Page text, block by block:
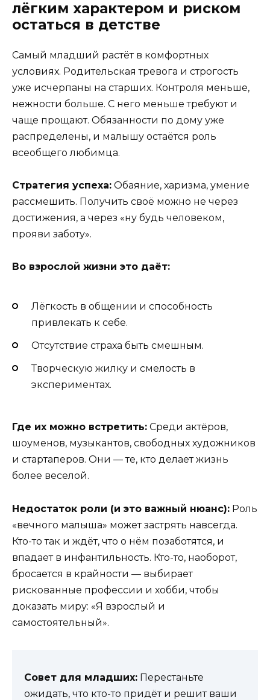
лёгким характером и риском
остаться в детстве
Самый младший растёт в комфортных
условиях. Родительская тревога и строгость
уже исчерпаны на старших. Контроля меньше,
нежности больше. С него меньше требуют и
чаще прощают. Обязанности по дому уже
распределены, и малышу остаётся роль
всеобщего любимца.
Стратегия успеха: Обаяние, харизма, умение
рассмешить. Получить своё можно не через
достижения, а через «ну будь человеком,
прояви заботу».
Во взрослой жизни это даёт:
Лёгкость в общении и способность
привлекать к себе.
Отсутствие страха быть смешным.
Творческую жилку и смелость в
экспериментах.
Где их можно встретить: Среди актёров,
шоуменов, музыкантов, свободных художников
и стартаперов. Они — те, кто делает жизнь
более веселой.
Недостаток роли (и это важный нюанс): Роль
«вечного малыша» может застрять навсегда.
Кто-то так и ждёт, что о нём позаботятся, и
впадает в инфантильность. Кто-то, наоборот,
бросается в крайности — выбирает
рискованные профессии и хобби, чтобы
доказать миру: «Я взрослый и
самостоятельный».
Совет для младших: Перестаньте
ожидать, что кто-то придёт и решит ваши